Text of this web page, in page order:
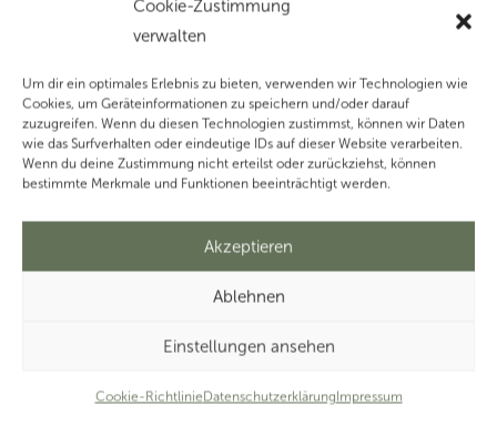
Cookie-Zustimmung
verwalten
Um dir ein optimales Erlebnis zu bieten, verwenden wir Technologien wie
Cookies, um Geräteinformationen zu speichern und/oder darauf
zuzugreifen. Wenn du diesen Technologien zustimmst, können wir Daten
wie das Surfverhalten oder eindeutige IDs auf dieser Website verarbeiten.
Wenn du deine Zustimmung nicht erteilst oder zurückziehst, können
bestimmte Merkmale und Funktionen beeinträchtigt werden.
Akzeptieren
Ablehnen
Einstellungen ansehen
Cookie-RichtlinieDatenschutzerklärungImpressum